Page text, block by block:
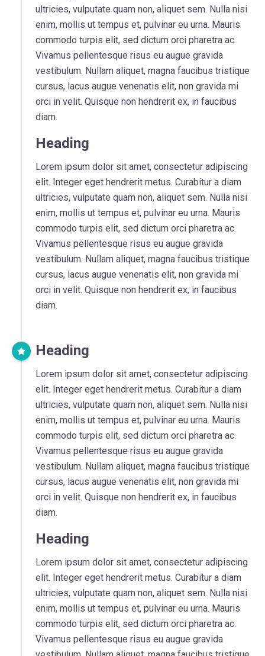
ultricies, vulputate quam non, aliquet sem. Nulla nisi
enim, mollis ut tempus et, pulvinar eu urna. Mauris
commodo turpis elit, sed dictum orci pharetra ac.
Vivamus pellentesque risus eu augue gravida
vestibulum. Nullam aliquet, magna faucibus tristique
cursus, lacus augue venenatis elit, non gravida mi
orci in velit. Quisque non hendrerit ex, in faucibus
diam.
Heading
Lorem ipsum dolor sit amet, consectetur adipiscing
elit. Integer eget hendrerit metus. Curabitur a diam
ultricies, vulputate quam non, aliquet sem. Nulla nisi
enim, mollis ut tempus et, pulvinar eu urna. Mauris
commodo turpis elit, sed dictum orci pharetra ac.
Vivamus pellentesque risus eu augue gravida
vestibulum. Nullam aliquet, magna faucibus tristique
cursus, lacus augue venenatis elit, non gravida mi
orci in velit. Quisque non hendrerit ex, in faucibus
diam.
Heading
Lorem ipsum dolor sit amet, consectetur adipiscing
elit. Integer eget hendrerit metus. Curabitur a diam
ultricies, vulputate quam non, aliquet sem. Nulla nisi
enim, mollis ut tempus et, pulvinar eu urna. Mauris
commodo turpis elit, sed dictum orci pharetra ac.
Vivamus pellentesque risus eu augue gravida
vestibulum. Nullam aliquet, magna faucibus tristique
cursus, lacus augue venenatis elit, non gravida mi
orci in velit. Quisque non hendrerit ex, in faucibus
diam.
Heading
Lorem ipsum dolor sit amet, consectetur adipiscing
elit. Integer eget hendrerit metus. Curabitur a diam
ultricies, vulputate quam non, aliquet sem. Nulla nisi
enim, mollis ut tempus et, pulvinar eu urna. Mauris
commodo turpis elit, sed dictum orci pharetra ac.
Vivamus pellentesque risus eu augue gravida